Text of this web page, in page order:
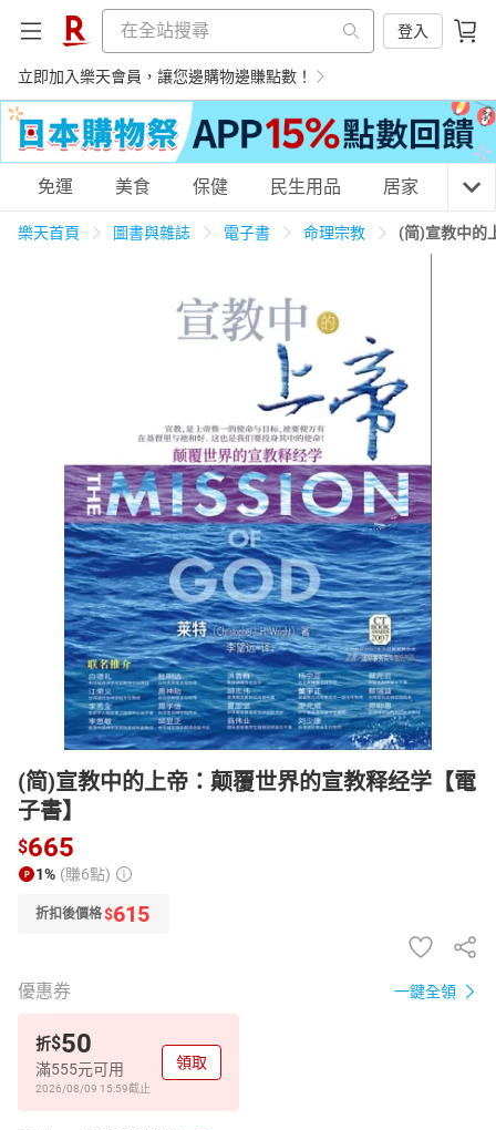
登入
立即加入樂天會員，讓您邊購物邊賺點數！
購物網分類
美食蛋糕 養生保健
運動休閒 親子玩具
女裝 男裝 化妝保養 情趣用品
日本購物 電子/紙本書
HOT
免運 美食 保健 民生用品 居家 3C
樂天首頁 圖書與雜誌 電子書 命理宗教 (简)宣教中的
(简)宣教中的上帝：颠覆世界的宣教释经学【電
子書】
$665
1% (賺6點)
折扣後價格$615
優惠券 一鍵全領
折$50
滿555元可用
2026/08/09 15:59截止
領取